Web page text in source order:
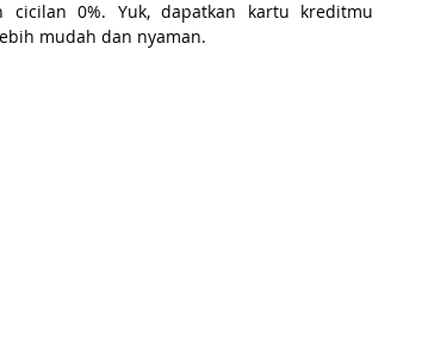
cicilan 0%. Yuk, dapatkan kartu kreditmu
mudah dan nyaman.